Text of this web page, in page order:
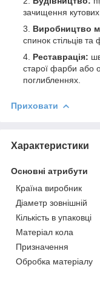
зачищення
Виробництво
спинок стільців та
Реставрація:
старої фарби або
поглибленнях.
Приховати
Характеристики
Основні атрибути
Країна виробник
Діаметр зовнішній
Кількість в упаковці
Матеріал кола
Призначення
Обробка матеріалу